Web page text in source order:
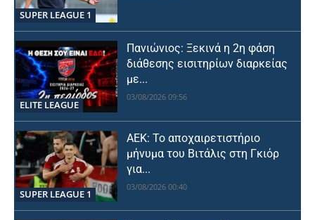
SUPER LEAGUE 1
ELITE LEAGUE
Πανιώνιος: Ξεκινά η 2η φάση
διάθεσης εισιτηρίων διαρκείας
με...
03/08/2026 09:56
SUPER LEAGUE 1
ΑΕΚ: Το αποχαιρετιστήριο
μήνυμα του Βιτάλις στη Γκιόρ
για...
03/08/2026 00:40